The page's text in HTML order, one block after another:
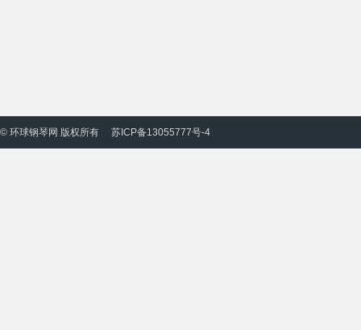
© 环球钢琴网 版权所有 苏ICP备13055777号-4